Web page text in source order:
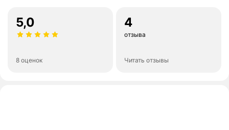
5,0
8 оценок
4
отзыва
Читать отзывы